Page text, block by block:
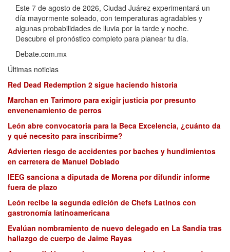
Este 7 de agosto de 2026, Ciudad Juárez experimentará un
día mayormente soleado, con temperaturas agradables y
algunas probabilidades de lluvia por la tarde y noche.
Descubre el pronóstico completo para planear tu día.
Debate.com.mx
Últimas noticias
Red Dead Redemption 2 sigue haciendo historia
Marchan en Tarimoro para exigir justicia por presunto
envenenamiento de perros
León abre convocatoria para la Beca Excelencia, ¿cuánto da
y qué necesito para inscribirme?
Advierten riesgo de accidentes por baches y hundimientos
en carretera de Manuel Doblado
IEEG sanciona a diputada de Morena por difundir informe
fuera de plazo
León recibe la segunda edición de Chefs Latinos con
gastronomía latinoamericana
Evalúan nombramiento de nuevo delegado en La Sandía tras
hallazgo de cuerpo de Jaime Rayas